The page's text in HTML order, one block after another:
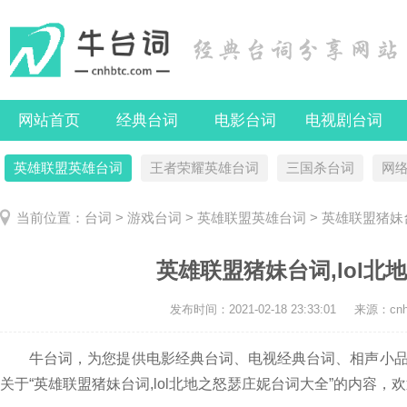
网站首页 经典台词 电影台词 电视剧台词
英雄联盟英雄台词 王者荣耀英雄台词 三国杀台词 网
当前位置： 台词 > 游戏台词 > 英雄联盟英雄台词 > 英雄联盟猪
英雄联盟猪妹台词,lol北
发布时间： 2021-02-18 23:33:01 来源：
牛台词，为您提供电影经典台词、电视经典台词、相声小
关于“英雄联盟猪妹台词,lol北地之怒瑟庄妮台词大全”的内容，